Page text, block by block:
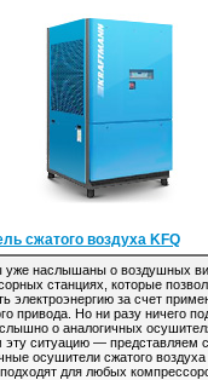
сжатого воздуха KFQ
наслышаны о воздушных
станциях, которые
электроэнергию за счет
привода. Но ни разу ничего
о аналогичных
эту ситуацию — представляем
осушители сжатого воздуха
для любых